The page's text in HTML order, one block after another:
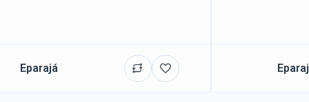
Eparajá